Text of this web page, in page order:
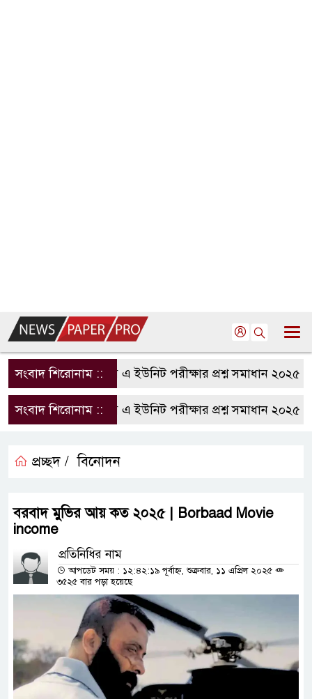
সংবাদ শিরোনাম ::রাবি এ ইউনিট পরীক্ষার প্রশ্ন সমাধান ২০২৫ |
সংবাদ শিরোনাম ::রাবি এ ইউনিট পরীক্ষার প্রশ্ন সমাধান ২০২৫ |
প্রচ্ছদ / বিনোদন
বরবাদ মুভির আয় কত ২০২৫ | Borbaad Movie
income
প্রতিনিধির নাম
আপডেট সময় : ১২:৪২:১৯ পূর্বাহ্ন, শুক্রবার, ১১ এপ্রিল ২০২৫
৩৫২৫ বার পড়া হয়েছে